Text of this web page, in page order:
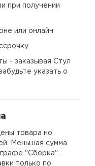
при получении
или онлайн
- заказывая Стул
указать о
товара но
Меньшая сумма
"Сборка".
только по